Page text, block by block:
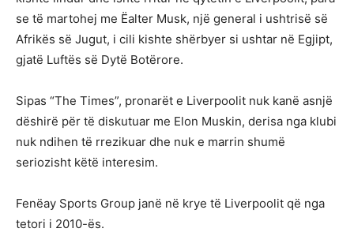
se të martohej me Ëalter Musk, një general i ushtrisë së
Afrikës së Jugut, i cili kishte shërbyer si ushtar në Egjipt,
gjatë Luftës së Dytë Botërore.
Sipas “The Times”, pronarët e Liverpoolit nuk kanë asnjë
dëshirë për të diskutuar me Elon Muskin, derisa nga klubi
nuk ndihen të rrezikuar dhe nuk e marrin shumë
seriozisht këtë interesim.
Fenëay Sports Group janë në krye të Liverpoolit që nga
tetori i 2010-ës.